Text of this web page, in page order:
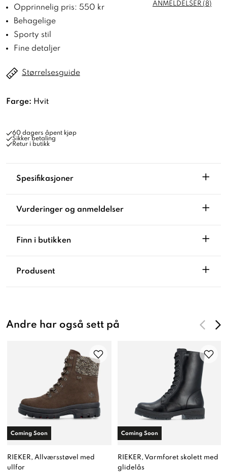
Opprinnelig pris: 550 kr
Behagelige
Sporty stil
Fine detaljer
ANMELDELSER (8)
Størrelsesguide
Farge: Hvit
60 dagers åpent kjøp
Sikker betaling
Retur i butikk
Spesifikasjoner +
Vurderinger og anmeldelser +
Finn i butikken +
Produsent +
Andre har også sett på
RIEKER, Allværsstøvel med
ullfor
Coming Soon
RIEKER, Varmforet skolett med
glidelås
Coming Soon